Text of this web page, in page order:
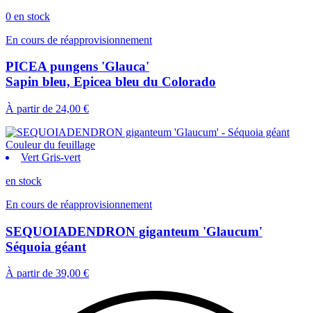
0 en stock
En cours de réapprovisionnement
PICEA pungens 'Glauca'
Sapin bleu, Epicea bleu du Colorado
À partir de 24,00 €
Couleur du feuillage
Vert Gris-vert
en stock
En cours de réapprovisionnement
SEQUOIADENDRON giganteum 'Glaucum'
Séquoia géant
À partir de 39,00 €